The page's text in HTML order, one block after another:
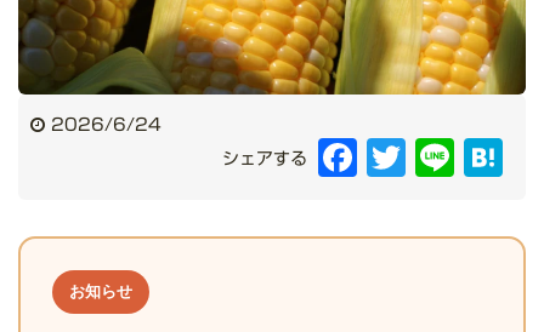
2026/6/24
シェアする Facebook
Twitter Line
お知らせ